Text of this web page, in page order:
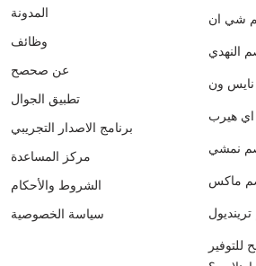
المدونة
وظائف
عن صحصح
تطبيق الجوال
برنامج الاصدار التجريبي
مركز المساعدة
الشروط والأحكام
سياسة الخصوصية
شي ان
النهدي
ون
هيرب
نمشي
ماكس